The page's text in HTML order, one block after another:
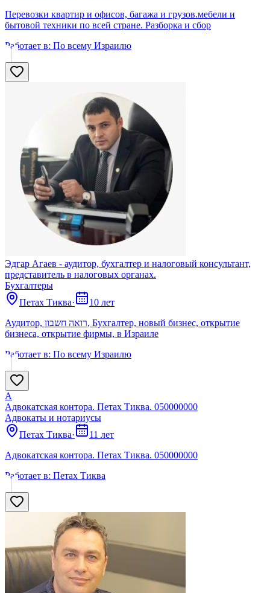
Перевозки квартир и офисов, багажа и грузов.мебели и
бытовой техники по всей стране. Разборка и сбор
Работает в: По всему Израилю
Эдгар Агаев - аудитор, бухгалтер и налоговый консультант,
представитель в налоговых органах.
Бухгалтеры
Петах Тиква·
10 лет
Аудитор, רואה חשבון, Бухгалтер, новый бизнес, открытие
бизнеса, открытие фирмы, в Израиле
Работает в: По всему Израилю
А
Адвокатская контора. Петах Тиква. 050000000
Адвокаты и нoтариусы
Петах Тиква·
11 лет
Адвокатская контора. Петах Тиква. 050000000
Работает в: Петах Тиква